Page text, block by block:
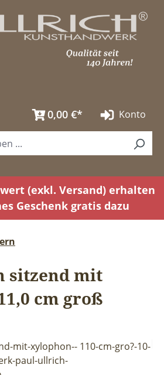
0,00 €* Konto
(exkl. Versand) erhalten
Geschenk gratis dazu
sitzend mit
cm groß